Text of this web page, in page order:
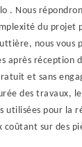
. Nous
du projet
nous vous
après réception
et sans
des travaux,
utilisées pour la
coûtant sur des